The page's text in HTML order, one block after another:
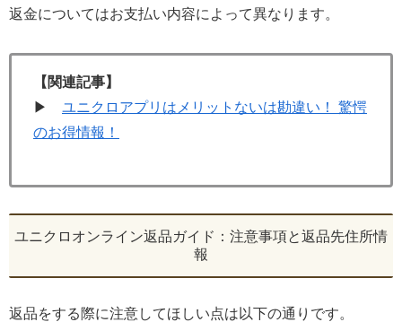
返金についてはお支払い内容によって異なります。
【関連記事】
▶ ユニクロアプリはメリットないは勘違い！ 驚愕
のお得情報！
ユニクロオンライン返品ガイド：注意事項と返品先住所情
報
返品をする際に注意してほしい点は以下の通りです。